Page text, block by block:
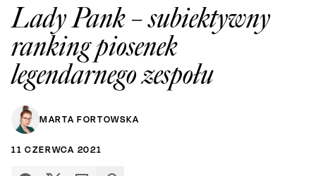
Lady Pank – subiektywny
ranking piosenek
legendarnego zespołu
MARTA FORTOWSKA
11 CZERWCA 2021